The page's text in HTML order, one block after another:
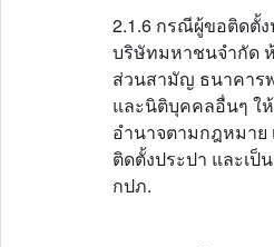
2.1.6 กรณีผู้ขอติดตั้
บริษัทมหาชนจำกัด
ส่วนสามัญ ธนาคาร
และนิติบุคคลอื่นๆ ใ
อำนาจตามกฎหมาย
ติดตั้งประปา และเ
กปภ.